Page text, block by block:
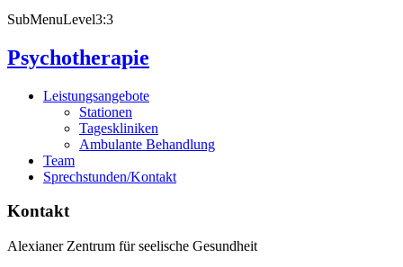
SubMenuLevel3:3
Psychotherapie
Leistungsangebote
Stationen
Tageskliniken
Ambulante Behandlung
Team
Sprechstunden/Kontakt
Kontakt
Alexianer Zentrum für seelische Gesundheit